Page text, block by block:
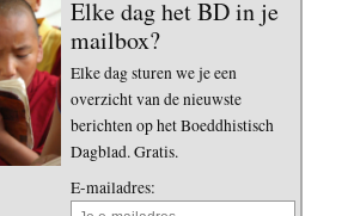
Elke dag het BD in je
mailbox?
Elke dag sturen we je een
overzicht van de nieuwste
berichten op het Boeddhistisch
Dagblad. Gratis.
E-mailadres: